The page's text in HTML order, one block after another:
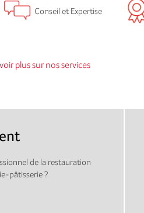
Conseil et Expertise
plus sur nos services
de la restauration
pâtisserie ?